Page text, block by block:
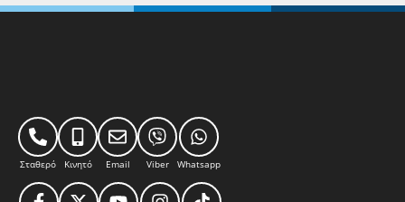
Σταθερό Κινητό Email Viber Whatsapp